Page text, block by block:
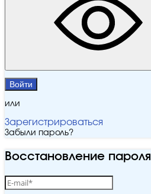
Войти
или
Зарегистрироваться
Забыли пароль?
Восстановление пароля